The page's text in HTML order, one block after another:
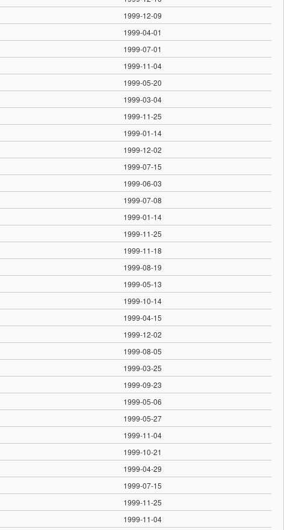
1999-12-09
1999-04-01
1999-07-01
1999-11-04
1999-05-20
1999-03-04
1999-11-25
1999-01-14
1999-12-02
1999-07-15
1999-06-03
1999-07-08
1999-01-14
1999-11-25
1999-11-18
1999-08-19
1999-05-13
1999-10-14
1999-04-15
1999-12-02
1999-08-05
1999-03-25
1999-09-23
1999-05-06
1999-05-27
1999-11-04
1999-10-21
1999-04-29
1999-07-15
1999-11-25
1999-11-04